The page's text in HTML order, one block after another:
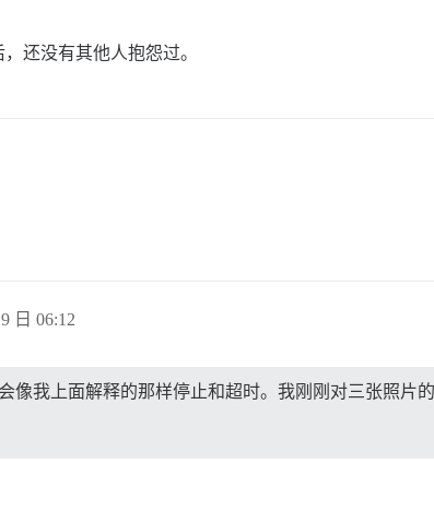
还没有其他人抱怨过。
日 06:12
像我上面解释的那样停止和超时。我刚刚对三张照片